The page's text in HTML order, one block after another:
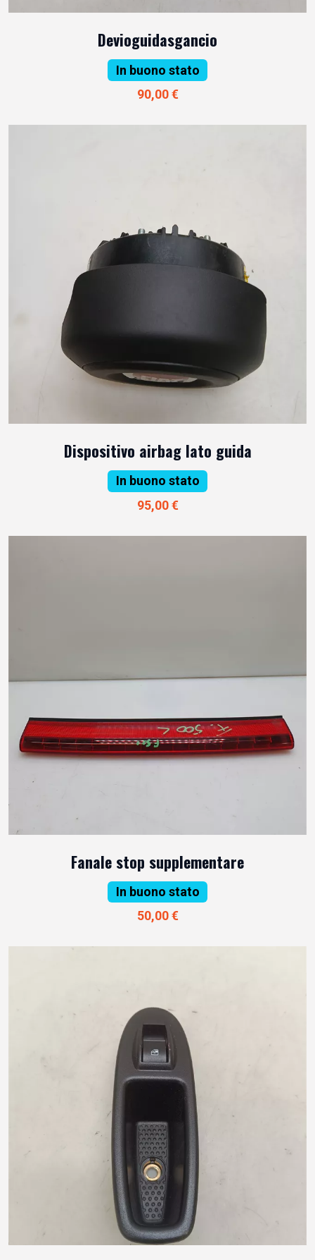
Devioguidasgancio
In buono stato
90,00 €
Dispositivo airbag lato guida
In buono stato
95,00 €
Fanale stop supplementare
In buono stato
50,00 €